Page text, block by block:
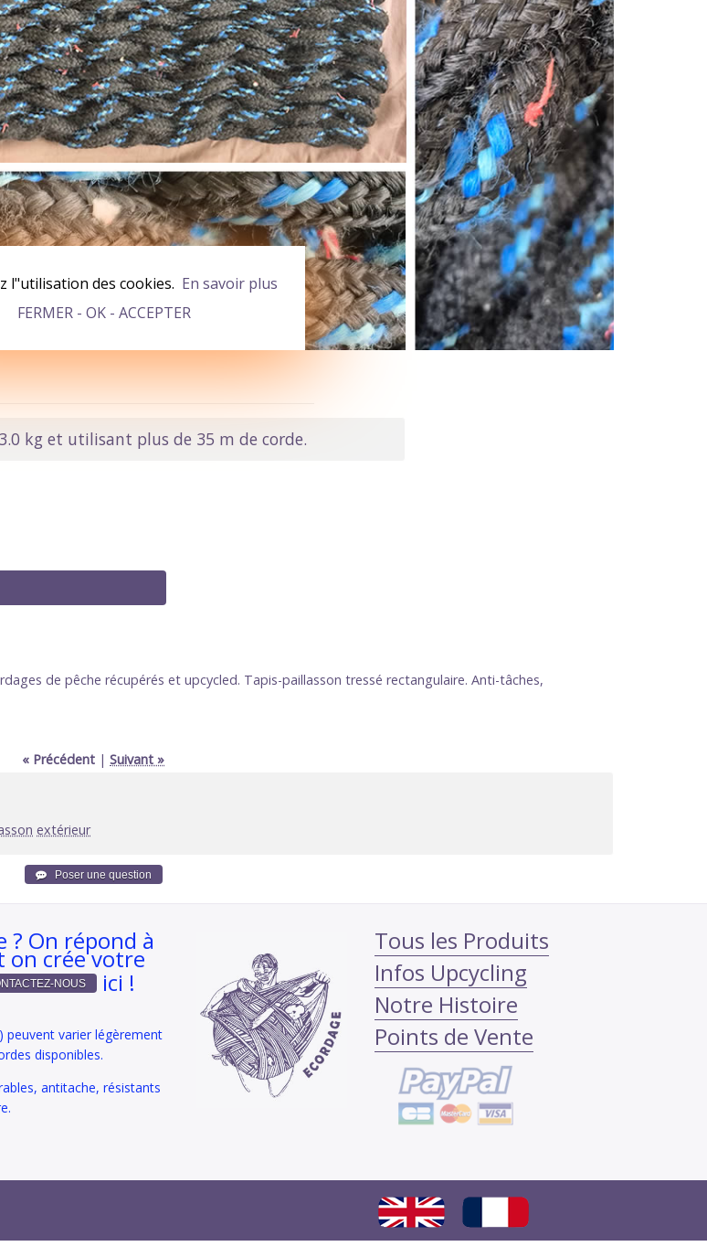
kg et utilisant plus de 35 m de corde.
de pêche récupérés et upcycled. Tapis-paillasson tressé rectangulaire. Anti-tâches,
« Précédent | Suivant »
extérieur
? On répond à
on crée votre
ici !
peuvent varier légèrement
disponibles.
antitache, résistants
Tous les Produits
Infos Upcycling
Notre Histoire
Points de Vente
l"utilisation des cookies. En savoir plus
FERMER - OK - ACCEPTER